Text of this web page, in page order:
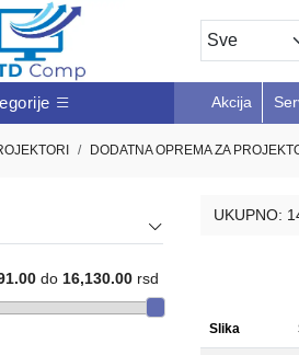
Akcija
DODATNA OPREMA ZA
do 16,130.00rsd
UKUPNO:
Slika